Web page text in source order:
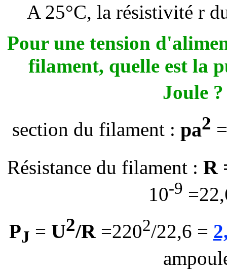
A 25°C, la résistivité r
Pour une tension
filament, quelle est la
Joule
section du filament : pa2
Résistance du filament : R
10-9
PJ = U2/R=2202/22,6 =